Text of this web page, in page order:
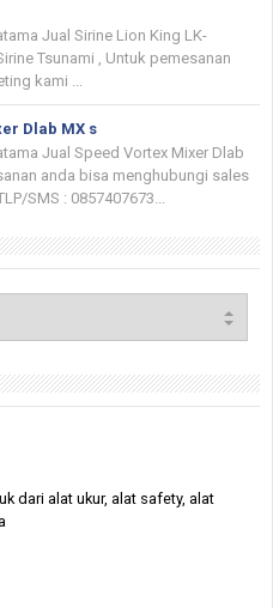
Jual Sirine Lion King LK-
Tsunami , Untuk pemesanan
kami ...
Dlab MX s
Jual Speed Vortex Mixer Dlab
anda bisa menghubungi sales
SMS : 0857407673...
dari alat ukur, alat safety, alat